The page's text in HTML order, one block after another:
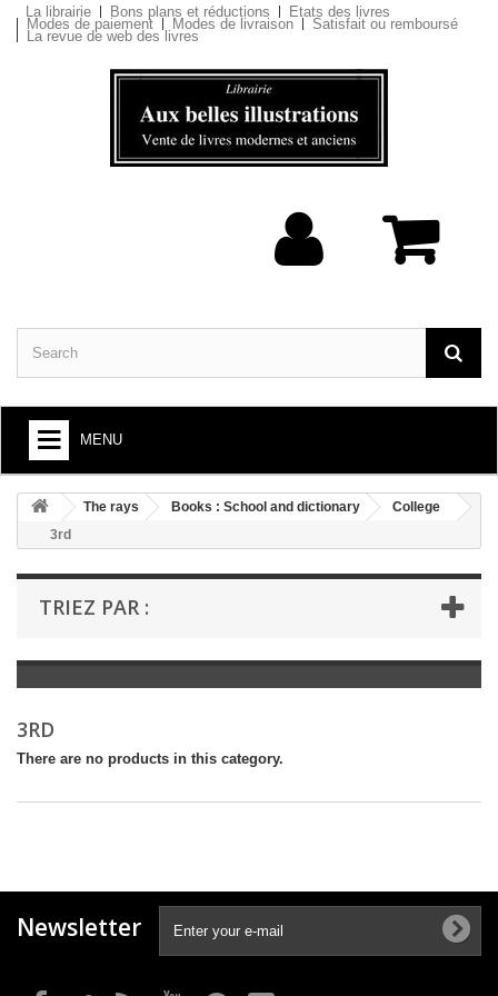
La librairie Bons plans et réductions Etats des livres
Modes de paiement Modes de livraison Satisfait ou remboursé
La revue de web des livres
MENU
+
BOOKS : ARTS AND SOCIETY
+
BOOKS : LITERATURE
+
BOOKS : YOUTH
LIVRES ANCIENS AVANT 1945
The rays Books : School and dictionary
College
3rd
TRIEZ PAR :
3RD
There are no products in this category.
Newsletter